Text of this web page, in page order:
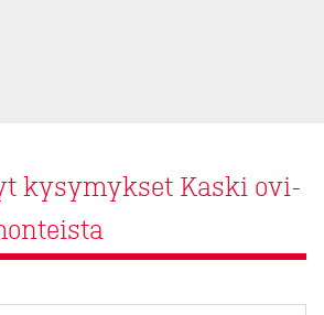
kysymykset Kaski ovi-